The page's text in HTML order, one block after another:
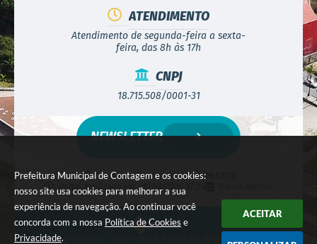
Prefeitura Municipal de Contagem e os cookies:
nosso site usa cookies para melhorar a sua
experiência de navegação. Ao continuar você
concorda com a nossa Política de Cookies e
Privacidade.
ACEITAR
ATENDIMENTO
Atendimento de segunda-feira a sexta-
feira, das 8h às 17h
CNPJ
18.715.508/0001-31
Versão do Sistema:3.5.3 - 19/06/2026
Portal atualizado em:
06/08/2026 17:24
NEWSLETTER
© Copyright Instar - 2006-2026. Todos os direitos reservados -